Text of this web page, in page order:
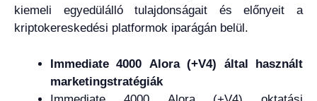
kiemeli egyedülálló tulajdonságait és előnyeit a
kriptokereskedési platformok iparágán belül.
Immediate 4000 Alora (+V4) által használt
marketingstratégiák